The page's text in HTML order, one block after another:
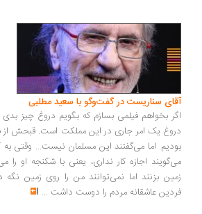
سناریست در گفت‌وگو با سعید مطلبی
بخواهم فیلمی بسازم که بگویم دروغ چیز بدی است
یک امر جاری در این مملکت است. قبحش از بین
اما می‌گفتند این مسلمان نیست... وقتی به آدمی
اجازه کار نداری، یعنی با شکنجه او را
بزنند اما نمی‌توانند من را روی زمین نگه
عاشقانه مردم را دوست داشت ...